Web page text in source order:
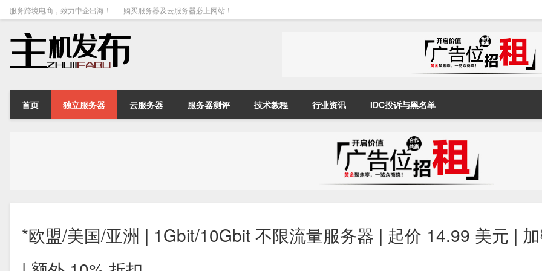
服务跨境电商，致力中企出海！ 购买服务器及云服务器必上网站！
首页 独立服务器 云服务器 服务器测评 技术教程 行业资讯 IDC投诉与黑名单
*欧盟/美国/亚洲 | 1Gbit/10Gbit 不限流量服务器 | 起价 14.99 美元 |